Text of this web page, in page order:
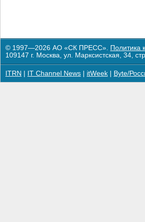
© 1997—2026 АО «СК ПРЕСС». Политика
109147 г. Москва, ул. Марксистская, 34,
ITRN IT Channel News itWeek Byte/